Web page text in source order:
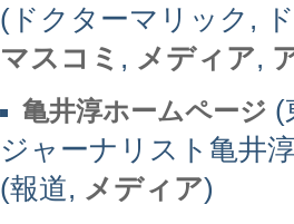
(ドクターマリック,
マスコミ , メディア,
亀井淳ホームページ (
ジャーナリスト亀井
(報道, メディア)